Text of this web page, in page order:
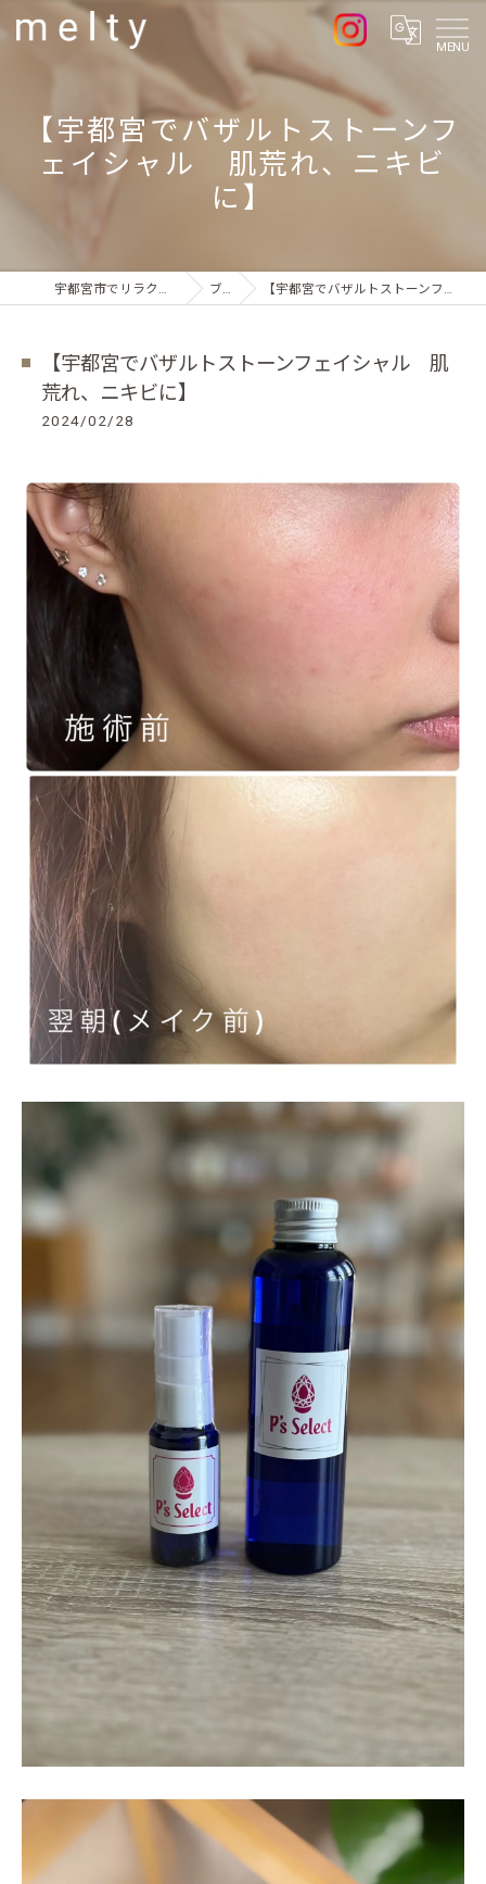
MENU
【宇都宮でバザルトストーンフ
ェイシャル 肌荒れ、ニキビ
に】
宇都宮市でリラクゼーションならmelty ブログ 【宇都宮でバザルトストーンフェイシャル 肌荒れ、ニキビに】
【宇都宮でバザルトストーンフェイシャル 肌
荒れ、ニキビに】
2024/02/28